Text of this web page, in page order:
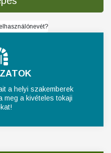
a helyi szakemberek
meg a kivételes tokaji